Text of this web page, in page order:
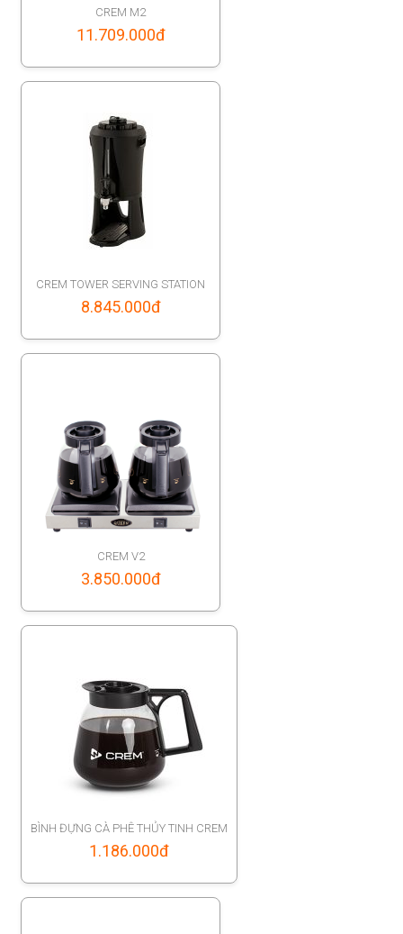
CREM M2
11.709.000đ
CREM TOWER SERVING STATION
8.845.000đ
CREM V2
3.850.000đ
BÌNH ĐỰNG CÀ PHÊ THỦY TINH CREM
1.186.000đ